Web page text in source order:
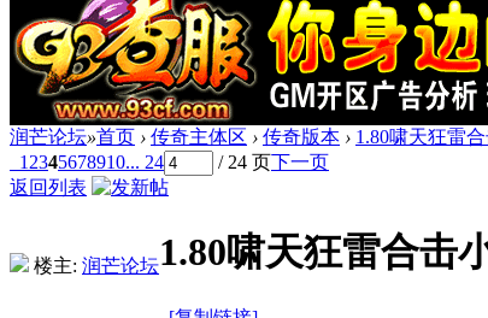
润芒论坛»首页 › 传奇主体区 › 传奇版本 › 1.80啸天狂雷
1 2345678910... 24 / 24 页下一页
返回列表
楼主: 润芒论坛1.80啸天狂雷合击